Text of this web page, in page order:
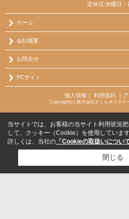
定休日:水曜日・
ホーム
会社概要
お問合せ
PCサイト
個人情報 ｜ 利用規約｜
Copyright(c) 株式会社さくらネクステ
当サイトでは、お客様の当サイト利用状況
して、クッキー（Cookie）を使用しています
詳しくは、当社の 「Cookieの取扱いについて
閉じる